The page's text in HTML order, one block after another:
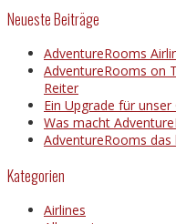
Neueste Beiträge
AdventureRooms
AdventureRooms on
Reiter
Ein Upgrade für
Was macht
AdventureRooms das
Kategorien
Airlines